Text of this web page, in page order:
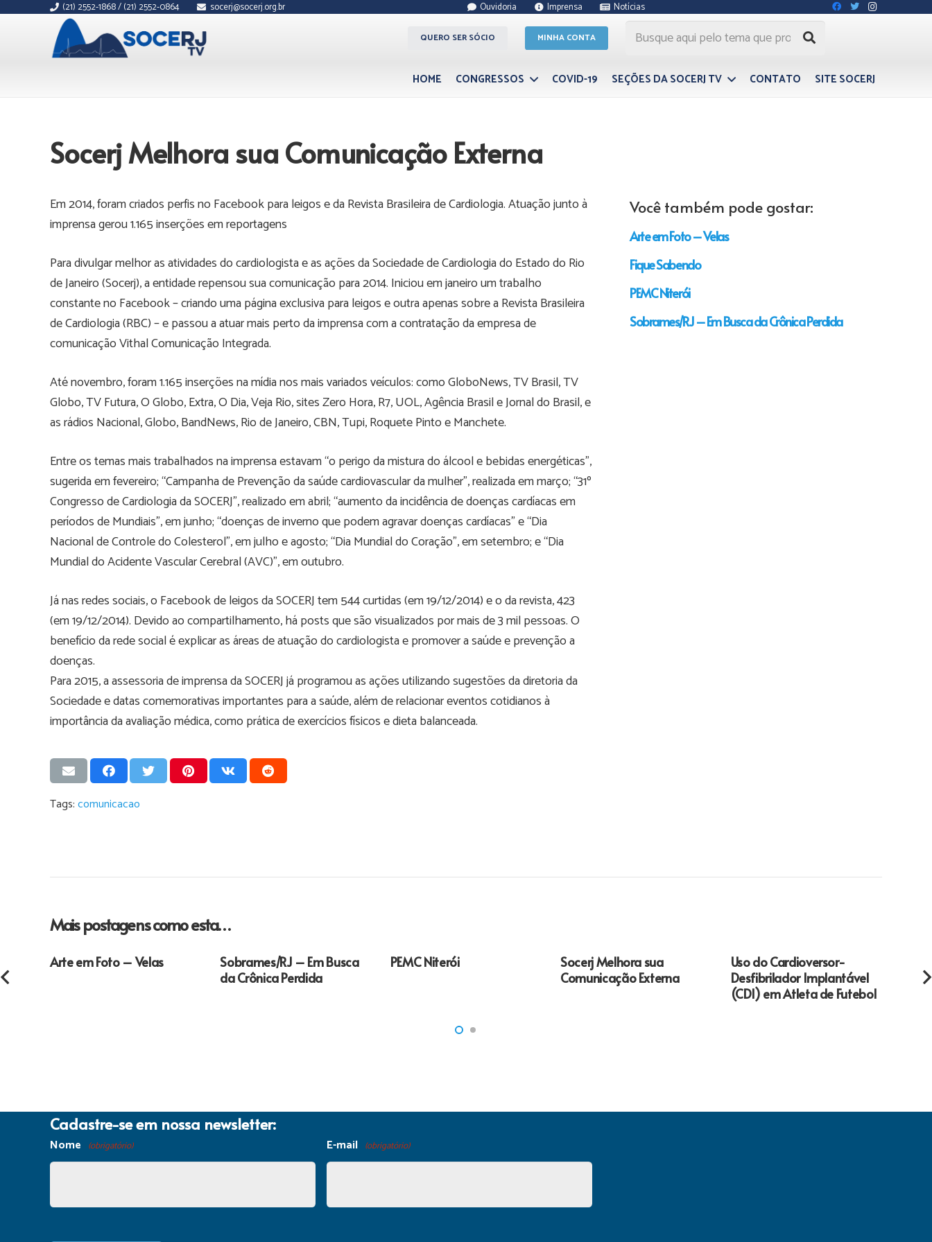
(21) 2552-1868 / (21) 2552-0864 socerj@socerj.org.br Ouvidoria Imprensa Notícias
QUERO SER SÓCIO MINHA CONTA
HOME CONGRESSOS COVID-19 SEÇÕES DA SOCERJ TV CONTATO SITE SOCERJ
Socerj Melhora sua Comunicação Externa
Em 2014, foram criados perfis no Facebook para leigos e da Revista Brasileira de Cardiologia. Atuação junto à
imprensa gerou 1.165 inserções em reportagens
Para divulgar melhor as atividades do cardiologista e as ações da Sociedade de Cardiologia do Estado do Rio
de Janeiro (Socerj), a entidade repensou sua comunicação para 2014. Iniciou em janeiro um trabalho
constante no Facebook – criando uma página exclusiva para leigos e outra apenas sobre a Revista Brasileira
de Cardiologia (RBC) – e passou a atuar mais perto da imprensa com a contratação da empresa de
comunicação Vithal Comunicação Integrada.
Até novembro, foram 1.165 inserções na mídia nos mais variados veículos: como GloboNews, TV Brasil, TV
Globo, TV Futura, O Globo, Extra, O Dia, Veja Rio, sites Zero Hora, R7, UOL, Agência Brasil e Jornal do Brasil, e
as rádios Nacional, Globo, BandNews, Rio de Janeiro, CBN, Tupi, Roquete Pinto e Manchete.
Entre os temas mais trabalhados na imprensa estavam “o perigo da mistura do álcool e bebidas energéticas”,
sugerida em fevereiro; “Campanha de Prevenção da saúde cardiovascular da mulher”, realizada em março; “31º
Congresso de Cardiologia da SOCERJ”, realizado em abril; “aumento da incidência de doenças cardíacas em
períodos de Mundiais”, em junho; “doenças de inverno que podem agravar doenças cardíacas” e “Dia
Nacional de Controle do Colesterol”, em julho e agosto; “Dia Mundial do Coração”, em setembro; e “Dia
Mundial do Acidente Vascular Cerebral (AVC)”, em outubro.
Já nas redes sociais, o Facebook de leigos da SOCERJ tem 544 curtidas (em 19/12/2014) e o da revista, 423
(em 19/12/2014). Devido ao compartilhamento, há posts que são visualizados por mais de 3 mil pessoas. O
benefício da rede social é explicar as áreas de atuação do cardiologista e promover a saúde e prevenção a
doenças.
Para 2015, a assessoria de imprensa da SOCERJ já programou as ações utilizando sugestões da diretoria da
Sociedade e datas comemorativas importantes para a saúde, além de relacionar eventos cotidianos à
importância da avaliação médica, como prática de exercícios físicos e dieta balanceada.
Você também pode gostar:
Arte em Foto – Velas
Fique Sabendo
PEMC Niterói
Sobrames/RJ – Em Busca da Crônica Perdida
Tags:comunicacao
Mais postagens como esta…
Arte em Foto – Velas
Sobrames/RJ – Em Busca
da Crônica Perdida
PEMC Niterói
Socerj Melhora sua
Comunicação Externa
Uso do Cardioversor-
Desfibrilador Implantável
(CDI) em Atleta de Futebol
Cadastre-se em nossa newsletter:
Nome (obrigatório) E-mail (obrigatório)